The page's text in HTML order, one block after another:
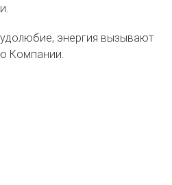
энергия вызывают
Компании.